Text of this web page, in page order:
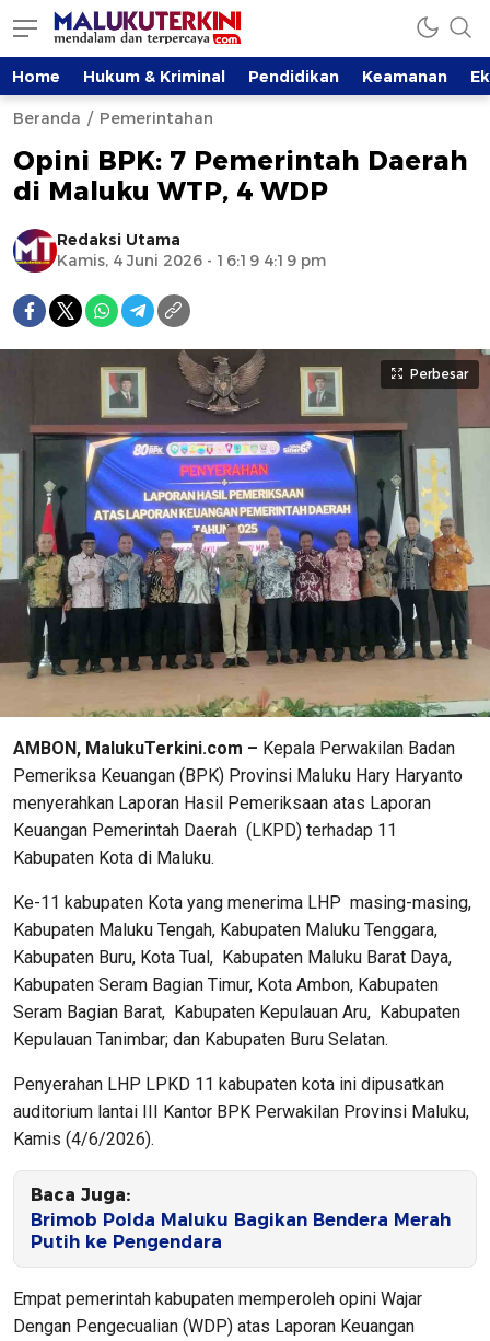
Home Hukum & Kriminal Pendidikan Keamanan
Beranda Pemerintahan
Opini BPK: 7 Pemerintah Daerah
di Maluku WTP, 4 WDP
Redaksi Utama
Kamis, 4 Juni 2026 - 16:19 4:19 pm
Perbesar
AMBON, MalukuTerkini.com – Kepala Perwakilan Badan
Pemeriksa Keuangan (BPK) Provinsi Maluku Hary Haryanto
menyerahkan Laporan Hasil Pemeriksaan atas Laporan
Keuangan Pemerintah Daerah (LKPD) terhadap 11
Kabupaten Kota di Maluku.
Ke-11 kabupaten Kota yang menerima LHP masing-masing,
Kabupaten Maluku Tengah, Kabupaten Maluku Tenggara,
Kabupaten Buru, Kota Tual, Kabupaten Maluku Barat Daya,
Kabupaten Seram Bagian Timur, Kota Ambon, Kabupaten
Seram Bagian Barat, Kabupaten Kepulauan Aru, Kabupaten
Kepulauan Tanimbar; dan Kabupaten Buru Selatan.
Penyerahan LHP LPKD 11 kabupaten kota ini dipusatkan
auditorium lantai III Kantor BPK Perwakilan Provinsi Maluku,
Kamis (4/6/2026).
Baca Juga:
Brimob Polda Maluku Bagikan Bendera Merah
Putih ke Pengendara
Empat pemerintah kabupaten memperoleh opini Wajar
Dengan Pengecualian (WDP) atas Laporan Keuangan